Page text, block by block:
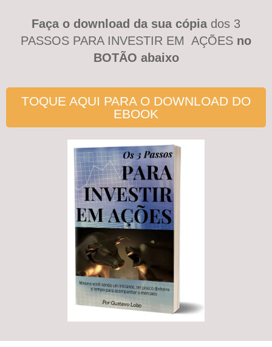
Faça o download da sua cópiados 3
PASSOS PARA INVESTIR EM AÇÕES no
BOTÃO abaixo
TOQUE AQUI PARA O DOWNLOAD DO
EBOOK